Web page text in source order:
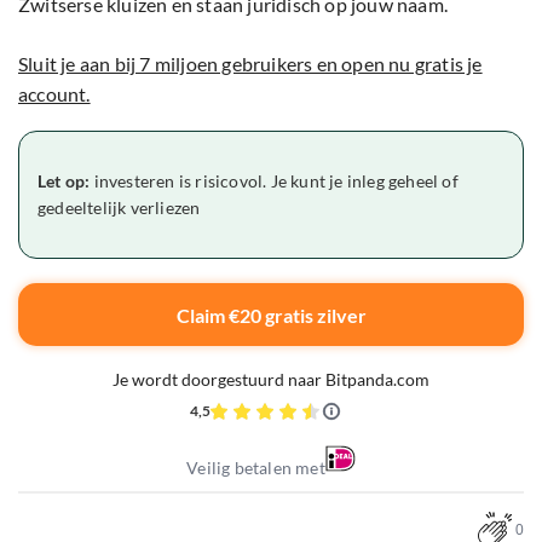
Sluit je aan bij 7 miljoen gebruikers en open nu gratis je
account.
Let op: investeren is risicovol. Je kunt je inleg geheel of
gedeeltelijk verliezen
Claim €20 gratis zilver
Je wordt doorgestuurd naar Bitpanda.com
4,5
Veilig betalen met
0